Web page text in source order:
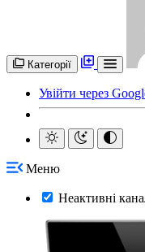
Категорії
Увійти через
Меню
Неактивні